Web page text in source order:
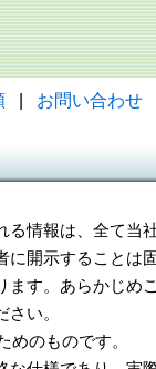
お問い合わせ
情報は、全て当
開示することは
す。あらかじめ
い。
のものです。